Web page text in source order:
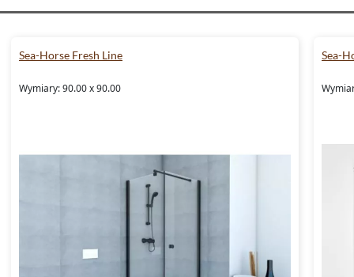
Sea-Horse Fresh Line
Wymiary: 90.00 x 90.00
Sea-